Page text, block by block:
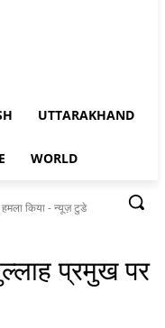
UTTARAKHAND
WORLD
किया - न्यूज़ टुडे
प्रमुख पर